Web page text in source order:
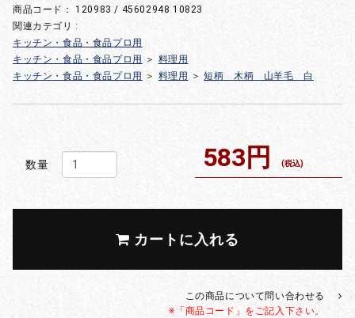
商品コード：120983 / 45602948 10823
関連カテゴリ :
キッチン・食品・食品プロ用
キッチン・食品・食品プロ用
＞ 料理用
キッチン・食品・食品プロ用
＞ 料理用 ＞ 短柄 木柄 山羊毛 白
数量 583円 (税込)
カートに入れる
この商品について問い合わせる
※「商品コード」をご記入下さい。